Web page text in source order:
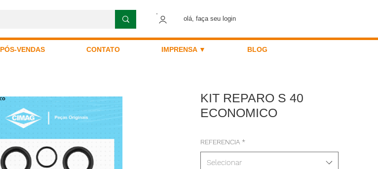
olá, faça seu login
PÓS-VENDAS CONTATO IMPRENSA ▼ BLOG
KIT REPARO S 40
ECONOMICO
REFERENCIA *
Selecionar